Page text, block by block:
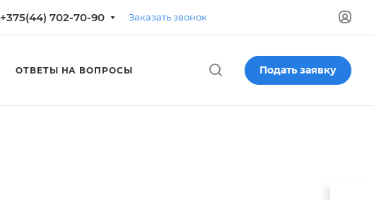
+375(44) 702-70-90 Заказать звонок
ОТВЕТЫ НА ВОПРОСЫ Подать заявку